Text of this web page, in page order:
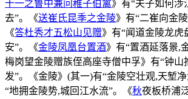
十一之鲁中兼问稚子伯禽》有“夫子如何涉
去”。《送崔氏昆季之金陵》有“二崔向金
《答杜秀才五松山见赠》有“闻道金陵龙虎
安”。《金陵凤凰台置酒》有“置酒延落景,
梅岗望金陵赠族侄高座寺僧中孚》有“钟山
发”。《金陵》(其一)有“金陵空壮观,天堑
“地拥金陵势,城回江水流”。《秋夜板桥浦